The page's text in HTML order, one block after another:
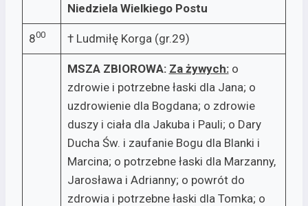
Niedziela Wielkiego Postu
800 † Ludmiłę Korga (gr.29)
MSZA ZBIOROWA: Za żywych:­o
zdrowie i potrzebne łaski dla Jana; o
uzdrowienie dla Bogdana; o zdrowie
duszy i ciała dla Jakuba i Pauli; o Dary
Ducha Św. i zaufanie Bogu dla Blanki i
Marcina; o potrzebne łaski dla Marzanny,
Jarosława i Adrianny; o powrót do
zdrowia i potrzebne łaski dla Tomka; o